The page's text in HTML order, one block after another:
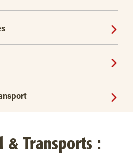
& Transports :